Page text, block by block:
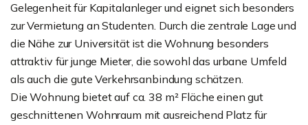
Gelegenheit für Kapitalanleger und eignet sich besonders
zur Vermietung an Studenten. Durch die zentrale Lage und
die Nähe zur Universität ist die Wohnung besonders
attraktiv für junge Mieter, die sowohl das urbane Umfeld
als auch die gute Verkehrsanbindung schätzen.
Die Wohnung bietet auf ca. 38 m² Fläche einen gut
geschnittenen Wohnraum mit ausreichend Platz für